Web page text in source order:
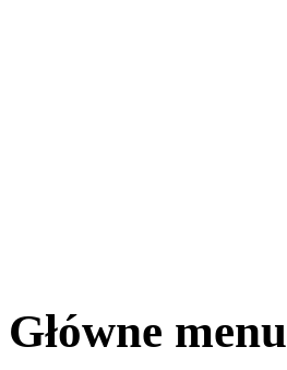
Główne menu